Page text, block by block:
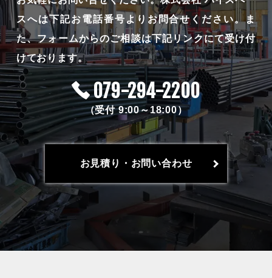
スへは下記お電話番号よりお問合せください。ま
た、フォームからのご相談は下記リンクにて受け付
けております。
079-294-2200
（受付 9:00～18:00）
お見積り・お問い合わせ